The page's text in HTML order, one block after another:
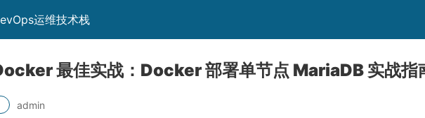
运维技术栈
最佳实战：Docker 部署单节点 MariaDB 实战指
admin